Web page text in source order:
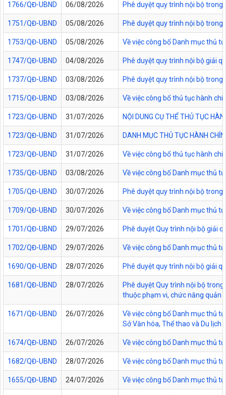
1766/QĐ-UBND 06/08/2026 Phê duyệt quy trình nội bộ trong
1751/QĐ-UBND 05/08/2026 Phê duyệt quy trình nội bộ
1753/QĐ-UBND 05/08/2026 Về việc công bố Danh mục thủ
1747/QĐ-UBND 04/08/2026 Phê duyệt quy trình nội bộ giải
1737/QĐ-UBND 03/08/2026 Phê duyệt quy trình nội bộ
1715/QĐ-UBND 03/08/2026 Về việc công bố thủ tục hành
1723/QĐ-UBND 31/07/2026 NỘI DUNG CỤ THỂ THỦ TỤC
1723/QĐ-UBND 31/07/2026 DANH MỤC THỦ TỤC HÀNH
1723/QĐ-UBND 31/07/2026 Về việc công bố thủ tục hành
1735/QĐ-UBND 03/08/2026 Về việc công bố Danh mục thủ
1705/QĐ-UBND 30/07/2026 Phê duyệt quy trình nội bộ
1709/QĐ-UBND 30/07/2026 Về việc công bố Danh mục thủ
1701/QĐ-UBND 29/07/2026 Phê duyệt Quy trình nội bộ giải
1702/QĐ-UBND 29/07/2026 Về việc công bố Danh mục thủ
1690/QĐ-UBND 28/07/2026 Phê duyệt quy trình nội bộ giải
1681/QĐ-UBND 28/07/2026
Phê duyệt Quy trình nội bộ
thuộc phạm vi, chức năng quản
1671/QĐ-UBND 26/07/2026
Về việc công bố Danh mục thủ
Sở Văn hóa, Thể thao và Du lịch
1674/QĐ-UBND 26/07/2026 Về việc công bố Danh mục thủ
1682/QĐ-UBND 28/07/2026 Về việc công bố Danh mục thủ
1655/QĐ-UBND 24/07/2026 Về việc công bố Danh mục thủ